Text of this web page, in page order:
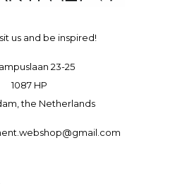
us and be inspired!
23-25
1087 HP
the Netherlands